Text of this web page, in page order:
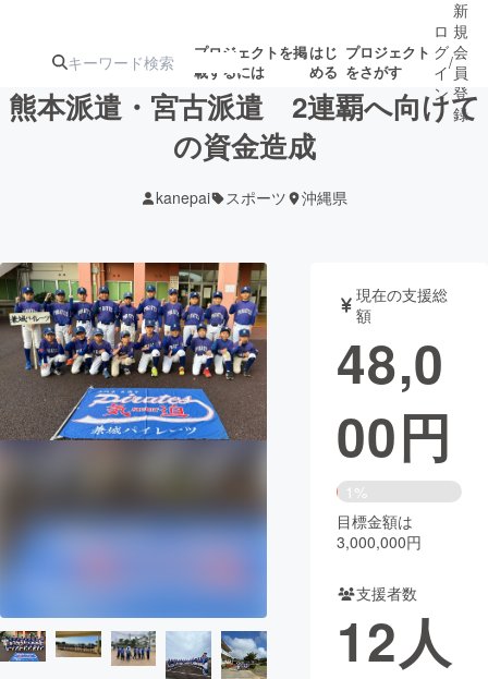
プロジェクトを掲
載するには
はじ
める
プロジェクト
をさがす
ジェクト
募集終了が近いプ
ロジェクト
アート・写真 音楽
テクノロジー・ガジェット ゲーム・
映像・映画 書籍・雑誌
チャレンジ
まちづくり・地域活性化
CAMPFIRE for Social Good
CAMPFIRE Creation
CAMPFIREふるさと納税machi-ya コミュニティ
ロ
グ
イ
ン
/
新
規
会
員
登
録
熊本派遣・宮古派遣 2連覇へ向けて
の資金造成
kanepai スポーツ 沖縄県
現在の支援総
額
48,0
00円
1%
目標金額は
3,000,000円
支援者数
12人